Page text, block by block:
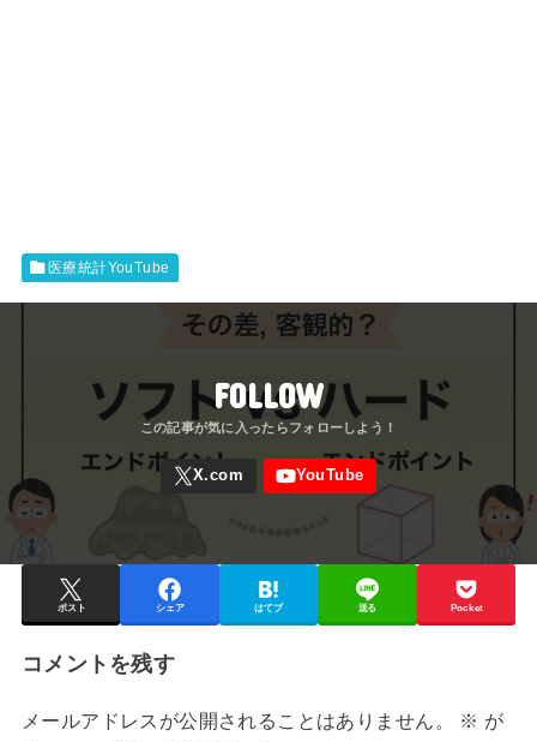
医療統計YouTube
FOLLOW
ポスト シェア はてブ 送る Pocket
コメントを残す
メールアドレスが公開されることはありません。 ※ が